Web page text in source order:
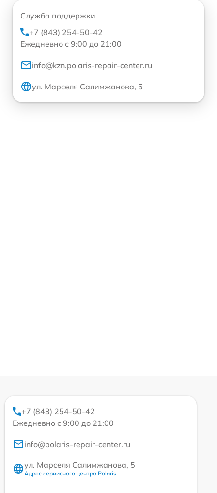
Служба поддержки
+7 (843) 254-50-42
Ежедневно с 9:00 до 21:00
info@kzn.polaris-repair-center.ru
ул. Марселя Салимжанова, 5
+7 (843) 254-50-42
Ежедневно с 9:00 до 21:00
info@polaris-repair-center.ru
ул. Марселя Салимжанова, 5
Адрес сервисного центра Polaris